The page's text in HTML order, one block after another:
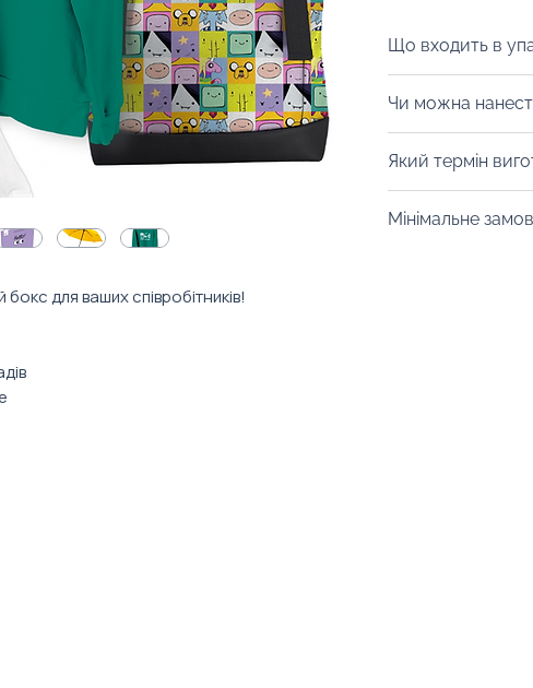
для ваших співробітників!
вид набору може відрізнятись від
компанії.
Що входить в
додати листівку
Чи можна
елементи
дизайнери
принти під
Який термін
конкретний
Мінімальне